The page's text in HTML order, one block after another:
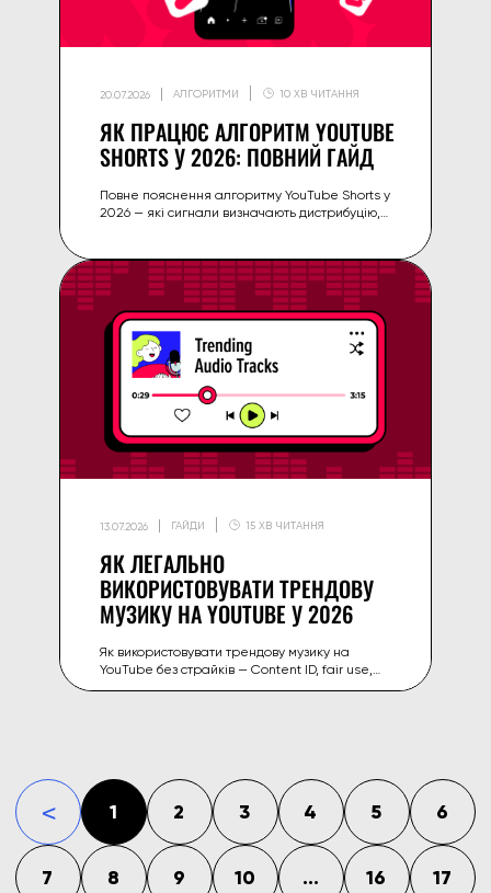
20.07.2026 АЛГОРИТМИ 10 ХВ ЧИТАННЯ
ЯК ПРАЦЮЄ АЛГОРИТМ YOUTUBE
SHORTS У 2026: ПОВНИЙ ГАЙД
Повне пояснення алгоритму YouTube Shorts у
2026 — які сигнали визначають дистрибуцію,
13.07.2026 ГАЙДИ 15 ХВ ЧИТАННЯ
ЯК ЛЕГАЛЬНО
ВИКОРИСТОВУВАТИ ТРЕНДОВУ
МУЗИКУ НА YOUTUBE У 2026
Як використовувати трендову музику на
YouTube без страйків — Content ID, fair use,
YouTube Audio Library та Creator Music і
1 2 3 4 5 6
7 8 9 10 ... 16 17